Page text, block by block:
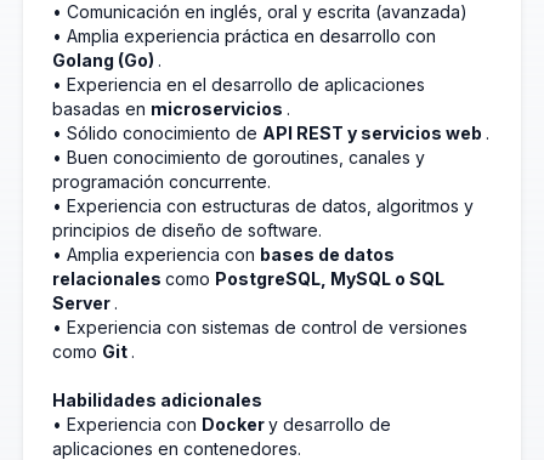
• Comunicación en inglés, oral y escrita (avanzada)
• Amplia experiencia práctica en desarrollo con
Golang (Go) .
• Experiencia en el desarrollo de aplicaciones
basadas en microservicios .
• Sólido conocimiento de API REST y servicios web .
• Buen conocimiento de goroutines, canales y
programación concurrente.
• Experiencia con estructuras de datos, algoritmos y
principios de diseño de software.
• Amplia experiencia con bases de datos
relacionales como PostgreSQL, MySQL o SQL
Server .
• Experiencia con sistemas de control de versiones
como Git .
Habilidades adicionales
• Experiencia con Dockery desarrollo de
aplicaciones en contenedores.